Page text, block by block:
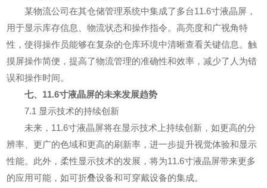
某物流公司在其仓储管理系统中集成了多台11.6寸液晶屏，
用于显示库存信息、物流状态和操作指令。高亮度和广视角特
性，使得操作员能够在复杂的仓库环境中清晰查看关键信息。触
摸屏操作简便，提高了物流管理的准确性和效率，减少了人为错
误和操作时间。
七、11.6寸液晶屏的未来发展趋势
7.1 显示技术的持续创新
未来，11.6寸液晶屏将在显示技术上持续创新，如更高的分
辨率、更广的色域和更高的刷新率，进一步提升视觉体验和显示
性能。此外，柔性显示技术的发展，将为11.6寸液晶屏带来更多
的应用可能，如可折叠设备和可穿戴设备的集成。